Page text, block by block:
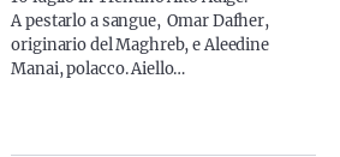
A pestarlo a sangue, Omar Dafher,
originario del Maghreb, e Aleedine
Manai, polacco. Aiello…